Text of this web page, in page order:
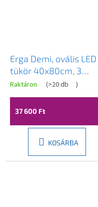
Erga Demi, ovális LED
tükör 40x80cm, 3
fényszín, elülső
világítás, páramentes
fűtőpárna, ERG-V01-
A
termék
értékelése
5-
Raktáron (>20 db )
37 600 Ft
KOSÁRBA